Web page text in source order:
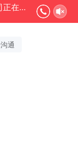
深圳市昇润科技有限公司正在为您服务
通